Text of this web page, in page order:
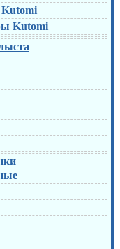
Kutomi